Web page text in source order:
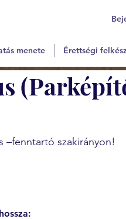
menete Érettségi
–fenntartó szakirányon!